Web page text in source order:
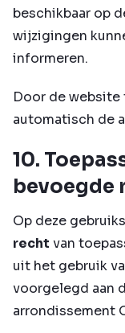
beschikbaar op
wijzigingen
informeren.
Door de
automatisch de
10.
bevoegde
Op deze
recht van
uit het gebruik
voorgelegd aan
arrondissement